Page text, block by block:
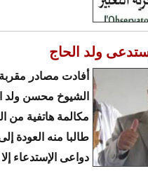
ولد الحاج
أفادت مصادر
الشيوخ محسن ولد
مكالمة هاتفية من
طالبا منه العودة
دواعى الإستدعاء